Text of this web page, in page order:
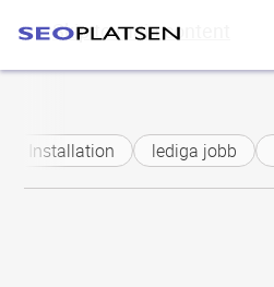
Skip to main content
Installation lediga jobb